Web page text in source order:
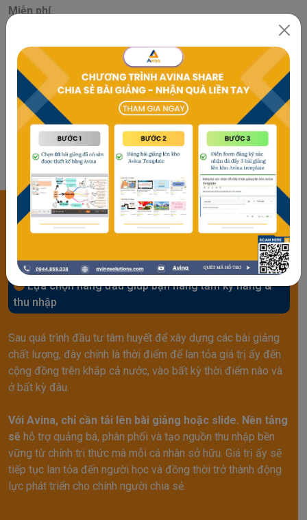
Miễn phí
Game sóc nâu
Việt Hương
5,0
3,62K 292
Miễn phí
CHIA SẺ TRI THỨC - NHẬN GIÁ TRỊ XỨNG
Lựa chọn hàng đầu giúp bạn nâng tầm kỹ năng &
thu nhập
Sau quá trình đầu tư tâm huyết để xây dựng các bài giảng
chất lượng, đây chính là thời điểm để lan tỏa giá trị ấy đến
cộng đồng trên khắp cả nước, vào bất kỳ thời điểm nào và
ở bất kỳ đâu.
Với Avina, chỉ cần tải lên bài giảng hoặc slide. Nền tảng
sẽ hỗ trợ quảng bá, phân phối và tạo nguồn thu nhập bền
vững từ chính tri thức mà mỗi cá nhân sở hữu. Giá trị ấy sẽ
tiếp tục lan tỏa đến người học và đồng thời trở thành động
lực phát triển cho chính người chia sẻ.